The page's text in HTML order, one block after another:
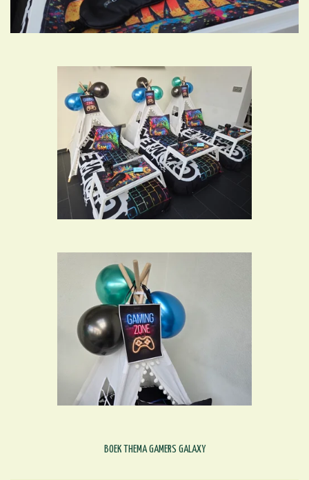
BOEK THEMA GAMERS GALAXY